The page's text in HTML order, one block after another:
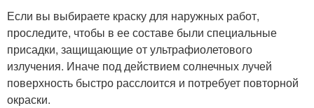
Если вы выбираете краску для наружных работ,
проследите, чтобы в ее составе были специальные
присадки, защищающие от ультрафиолетового
излучения. Иначе под действием солнечных лучей
поверхность быстро расслоится и потребует повторной
окраски.